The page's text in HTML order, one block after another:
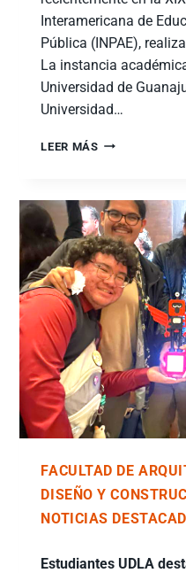
Interamericana de
Pública (INPAE),
La instancia
Universidad de
Universidad…
LEER MÁS
FACULTAD DE
DISEÑO Y
NOTICIAS
Estudiantes UDLA